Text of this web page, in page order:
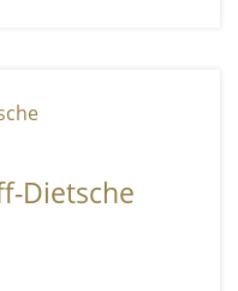
Dietsche